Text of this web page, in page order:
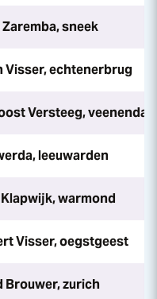
Zaremba, sneek
Visser, echtenerbrug
Versteeg, veenendaal
leeuwarden
Klapwijk, warmond
Visser, oegstgeest
Brouwer, zurich